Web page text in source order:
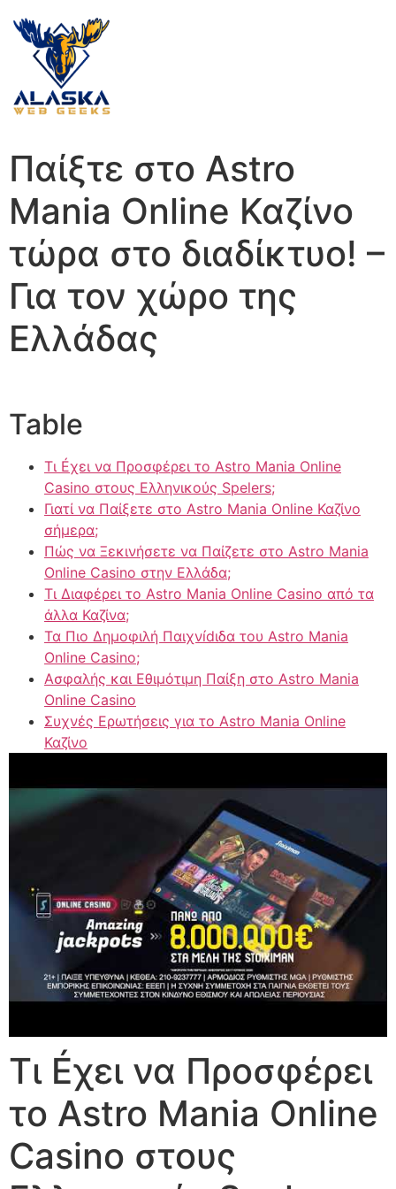
Παίξτε στο Astro
Mania Online Καζίνο
τώρα στο διαδίκτυο! –
Για τον χώρο της
Ελλάδας
Table
Τι Éχει να Προσφέρει το Astro Mania Online
Casino στους Ελληνικούς Spelers;
Γιατί να Παίξετε στο Astro Mania Online Καζίνο
σήμερα;
Πώς να Ξεκινήσετε να Παίζετε στο Astro Mania
Online Casino στην Ελλάδα;
Τι Διαφέρει το Astro Mania Online Casino από τα
άλλα Καζίνα;
Τα Πιο Δημοφιλή Παιχνídιδα του Astro Mania
Online Casino;
Ασφαλής και Εθιμότιμη Παίξη στο Astro Mania
Online Casino
Συχνές Ερωτήσεις για το Astro Mania Online
Καζίνο
Τι Éχει να Προσφέρει
το Astro Mania Online
Casino στους